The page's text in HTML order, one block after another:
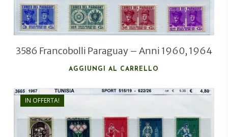
3586 Francobolli Paraguay – Anni 1960, 1964
AGGIUNGI AL CARRELLO
IN OFFERTA!